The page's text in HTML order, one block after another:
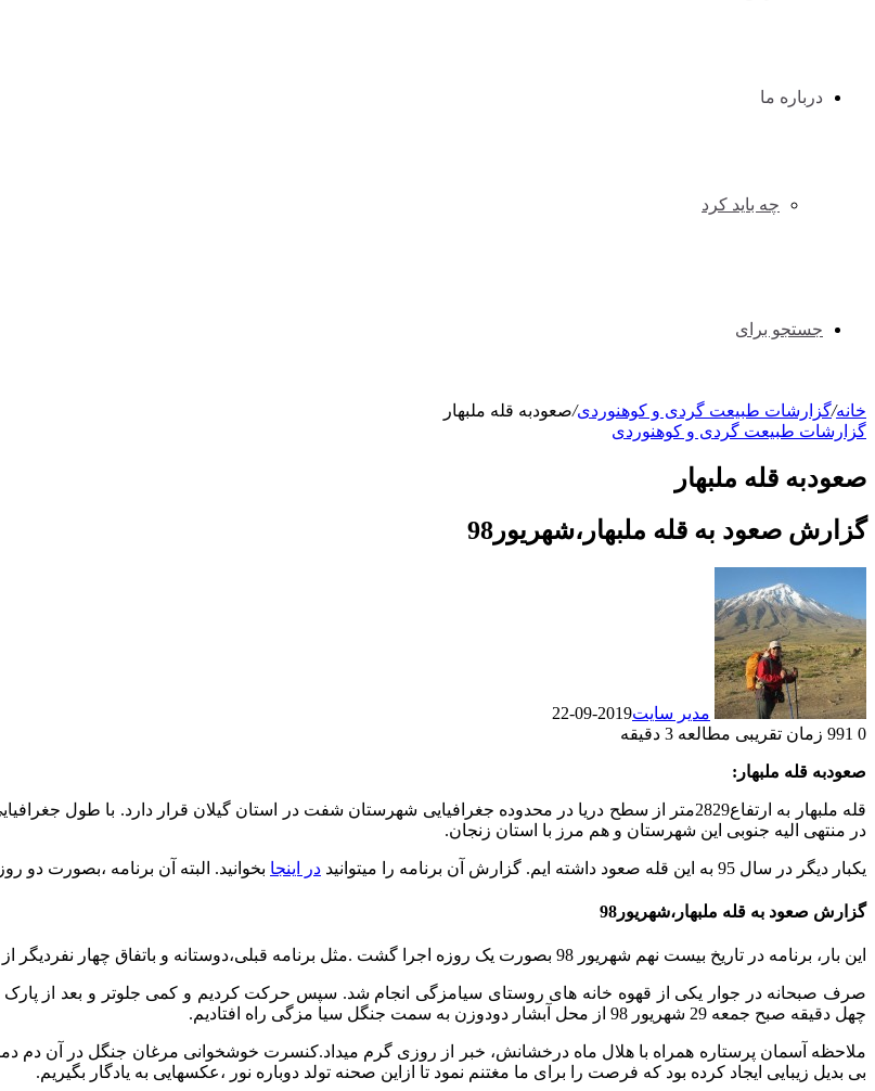
درباره ما
چه باید کرد
جستجو برای
خانه/گزارشات طبیعت گردی و کوهنوردی/صعودبه قله ملبهار
گزارشات طبیعت گردی و کوهنوردی
صعودبه قله ملبهار
گزارش صعود به قله ملبهار،شهریور98
مدیر سایت2019-09-22
0
زمان تقریبی مطالعه 3 دقیقه
صعودبه قله ملبهار:
در منتهی الیه جنوبی این شهرستان و هم مرز با استان زنجان.
یکبار دیگر در سال 95 به این قله صعود داشته ایم. گزارش آن برنامه را میتوانید در اینجا بخوانید. البته آن برنامه ،بصورت
گزارش صعود به قله ملبهار،شهریور98
این بار، برنامه در تاریخ بیست نهم شهریور 98 بصورت یک روزه اجرا گشت .مثل برنامه قبلی،دوستانه و باتفاق چهار نفردیگر از همنوردان به راهنمایی اقای قنبرپور از دوستان همنورد شفت بوده است.
صرف صبحانه در جوار یکی از قهوه خانه های روستای سیامزگی انجام شد. سپس حرکت کردیم و کمی جلوتر و بعد از
چهل دقیقه صبح جمعه 29 شهریور 98 از محل آبشار دودوزن به سمت جنگل سیا مزگی راه افتادیم.
ملاحظه آسمان پرستاره همراه با هلال ماه درخشانش، خبر از روزی گرم میداد.کنسرت خوشخوانی مرغان جنگل در آن دم
بی بدیل زیبایی ایجاد کرده بود که فرصت را برای ما مغتنم نمود تا ازاین صحنه تولد دوباره نور ،عکسهایی به یادگار بگیریم.